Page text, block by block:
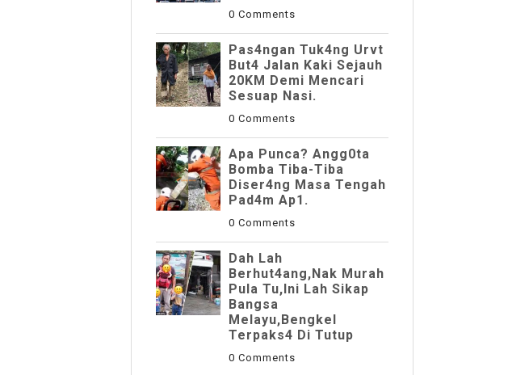
0 Comments
Pas4ngan Tuk4ng Urvt
But4 JaIan Kaki Sejauh
20KM Demi Mencari
Sesuap Nasi.
0 Comments
Apa Punca? Angg0ta
Bomba Tiba-Tiba
Diser4ng Masa Tengah
Pad4m Ap1.
0 Comments
Dah Lah
Berhut4ang,Nak Murah
Pula Tu,Ini Lah Sikap
Bangsa
Melayu,Bengkel
Terpaks4 Di Tutup
0 Comments